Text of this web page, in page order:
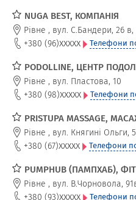
NUGA BEST, КОМПАНІЯ
Рівне , вул. С.Бандери, 26 в,
+380 (96)xxxxx Телефони
PODOLLINE, ЦЕНТР
Рівне , вул. Пластова, 10
+380 (98)xxxxx Телефони
PRISTUPA MASSAGE,
Рівне , вул. Княгині Ольги,
+380 (67)xxxxx Телефони
PUMPHUB (ПАМПХАБ),
Рівне , вул. В.Чорновола,
+380 (93)xxxxx Телефони